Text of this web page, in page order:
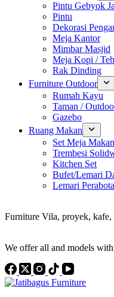
Pintu Gebyok
Pintu
Dekorasi
Meja Kantor
Mimbar Masjid
Meja Kopi / Teh
Rak Dinding
Furniture Outdoor
Rumah Kayu
Taman /
Gazebo
Ruang Makan
Set Meja Makan
Trembesi
Kitchen Set
Bufet/Lemari
Lemari
Furniture Vila, proyek,
We offer all and models with